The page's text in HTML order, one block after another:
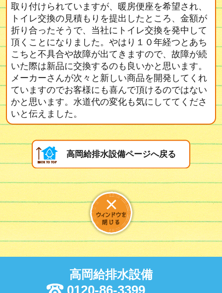
取り付けられていますが、暖房便座を希望され、
トイレ交換の見積もりを提出したところ、金額が
折り合ったそうで、当社にトイレ交換を発中して
頂くことになりました。やはり１０年経つとあち
こちと不具合や故障が出てきますので、故障が続
いた際は新品に交換するのも良いかと思います。
メーカーさんが次々と新しい商品を開発してくれ
ていますのでお客様にも喜んで頂けるのではない
かと思います。水道代の変化も気にしててくださ
いと伝えました。
高岡給排水設備ページへ戻る
高岡給排水設備
0120-86-3399